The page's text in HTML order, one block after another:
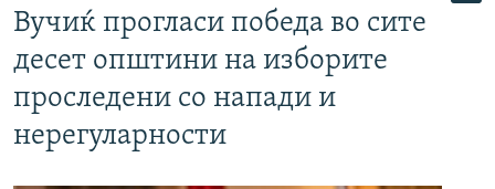
Вучиќ прогласи победа во сите
десет општини на изборите
проследени со напади и
нерегуларности